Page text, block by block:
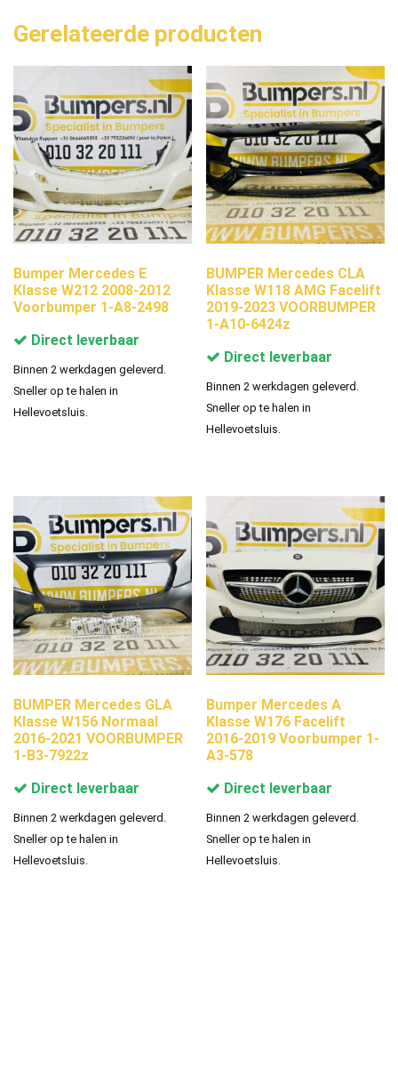
Gerelateerde producten
Bumper Mercedes E
Klasse W212 2008-2012
Voorbumper 1-A8-2498
Direct leverbaar
Binnen 2 werkdagen geleverd.
Sneller op te halen in
Hellevoetsluis.
BUMPER Mercedes CLA
Klasse W118 AMG Facelift
2019-2023 VOORBUMPER
1-A10-6424z
Direct leverbaar
Binnen 2 werkdagen geleverd.
Sneller op te halen in
Hellevoetsluis.
BUMPER Mercedes GLA
Klasse W156 Normaal
2016-2021 VOORBUMPER
1-B3-7922z
Direct leverbaar
Binnen 2 werkdagen geleverd.
Sneller op te halen in
Hellevoetsluis.
Bumper Mercedes A
Klasse W176 Facelift
2016-2019 Voorbumper 1-
A3-578
Direct leverbaar
Binnen 2 werkdagen geleverd.
Sneller op te halen in
Hellevoetsluis.